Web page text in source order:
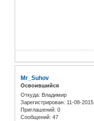
Mr_Suhov
Освоившийся
Откуда: Владимир
Зарегистрирован: 11-08-2015
Приглашений: 0
Сообщений: 47